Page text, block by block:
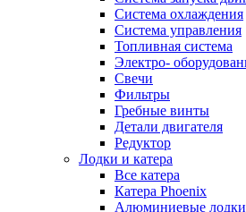
Система охлаждения
Система управления
Топливная система
Электро-
Свечи
Фильтры
Гребные винты
Детали двигателя
Редуктор
Лодки и катера
Все катера
Катера Phoenix
Алюминиевые лодки